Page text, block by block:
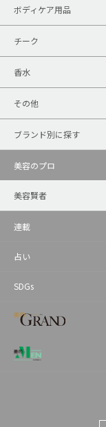
ボディケア用品
チーク
香水
その他
ブランド別に探す
美容のプロ
美容賢者
連載
占い
SDGs